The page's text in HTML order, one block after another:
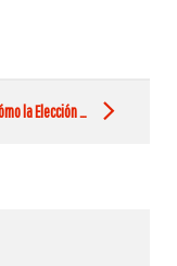
Cómo la Elección de Neumáticos Afecta TU Conducción